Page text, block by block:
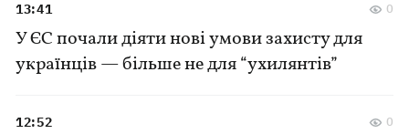
У ЄС почали діяти нові умови захисту для
українців — більше не для “ухилянтів”
13:41 0
12:52 0